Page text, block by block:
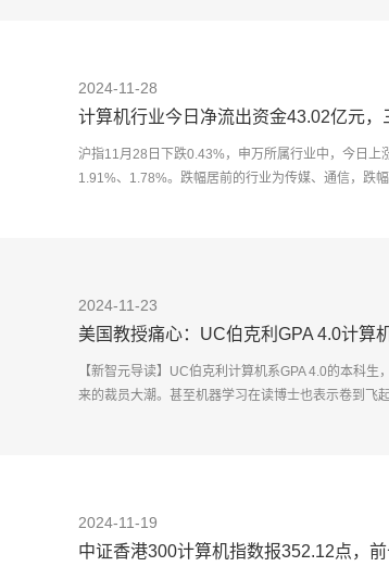
2024-11-28
计算机行业今日净流出资金43.02亿元
沪指11月28日下跌0.43%，申万所属行业中，今日
1.91%、1.78%。跌幅居前的行业为传媒、通信，跌
2024-11-23
美国教授痛心：UC伯克利GPA 4.0计算
行
【新智元导读】UC伯克利计算机系GPA 4.0的本科
来的裁员大潮。甚至机器学习在读博士也表示卷到飞
2024-11-19
中证香港300计算机指数报352.12点，